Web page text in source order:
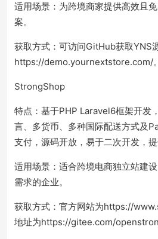
适用场景：为跨境商家提供高效且
案。
获取方式：可访问GitHub获取YNS
https://demo.yournextstore.com/。
StrongShop
特点：基于PHP Laravel6框架开发
言、多货币、多种国际配送方式及
支付，源码开放，易于二次开发，提
适用场景：适合跨境电商独立站建
需求的企业。
获取方式：官方网站为https://
地址为https://gitee.com/